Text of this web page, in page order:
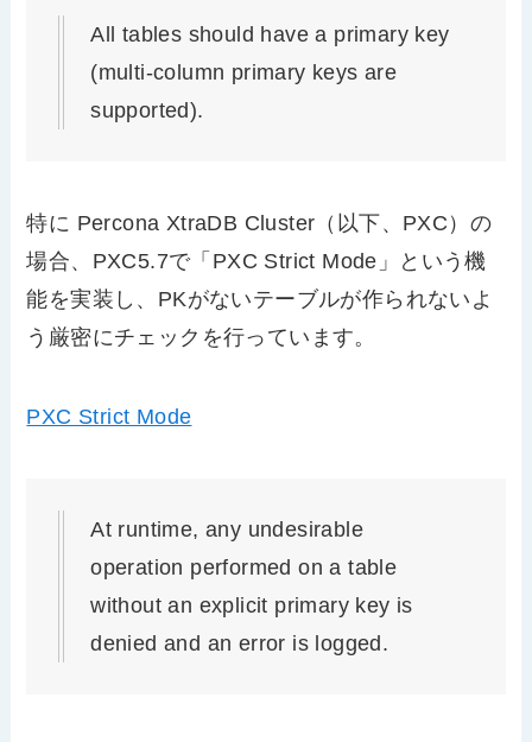
All tables should have a primary key
(multi-column primary keys are
supported).
特に Percona XtraDB Cluster（以下、PXC）の
場合、PXC5.7で「PXC Strict Mode」という機
能を実装し、PKがないテーブルが作られないよ
う厳密にチェックを行っています。
PXC Strict Mode
At runtime, any undesirable
operation performed on a table
without an explicit primary key is
denied and an error is logged.